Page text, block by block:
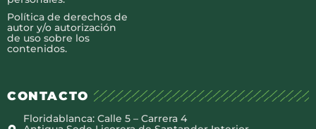
Política de derechos de
autor y/o autorización
de uso sobre los
contenidos.
CONTACTO
Floridablanca: Calle 5 – Carrera 4